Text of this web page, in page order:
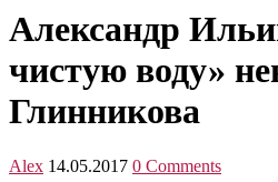
Александр
чистую воду»
Глинникова
Alex 14.05.2017 0 Comments